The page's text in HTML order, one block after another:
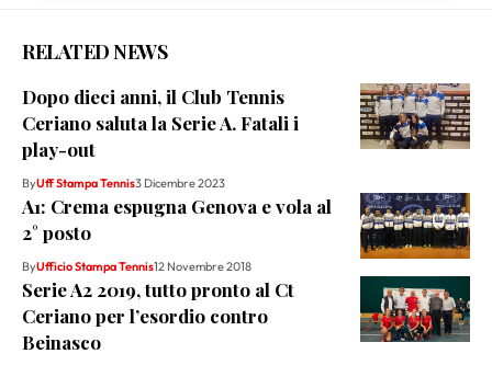
RELATED NEWS
Dopo dieci anni, il Club Tennis
Ceriano saluta la Serie A. Fatali i
play-out
ByUff Stampa Tennis3 Dicembre 2023
A1: Crema espugna Genova e vola al
2° posto
ByUfficio Stampa Tennis12 Novembre 2018
Serie A2 2019, tutto pronto al Ct
Ceriano per l’esordio contro
Beinasco